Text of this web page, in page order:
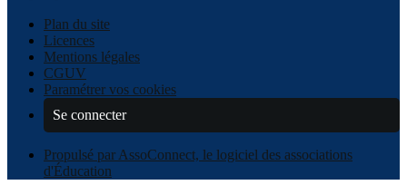
Plan du site
Licences
Mentions légales
CGUV
Paramétrer vos cookies
Se connecter
Propulsé par AssoConnect, le logiciel des associations
d'Éducation